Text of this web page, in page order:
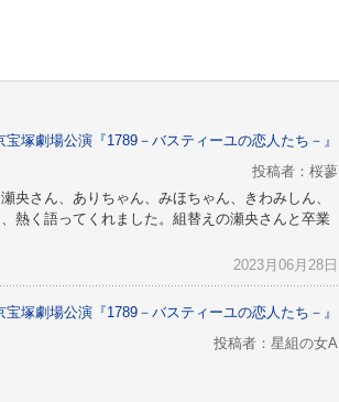
塚劇場公演『1789－バスティーユの恋人たち－』
投稿者：桜蓼
さん、ありちゃん、みほちゃん、きわみしん、
熱く語ってくれました。組替えの瀬央さんと卒業
2023月06月28日
塚劇場公演『1789－バスティーユの恋人たち－』
投稿者：星組の女A